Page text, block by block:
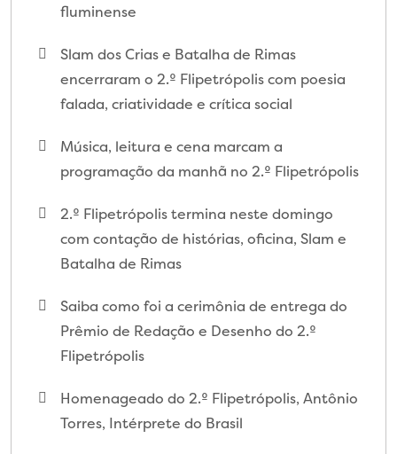
fluminense
Slam dos Crias e Batalha de Rimas
encerraram o 2.º Flipetrópolis com poesia
falada, criatividade e crítica social
Música, leitura e cena marcam a
programação da manhã no 2.º Flipetrópolis
2.º Flipetrópolis termina neste domingo
com contação de histórias, oficina, Slam e
Batalha de Rimas
Saiba como foi a cerimônia de entrega do
Prêmio de Redação e Desenho do 2.º
Flipetrópolis
Homenageado do 2.º Flipetrópolis, Antônio
Torres, Intérprete do Brasil